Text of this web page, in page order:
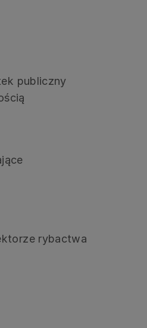
publiczny
rybactwa